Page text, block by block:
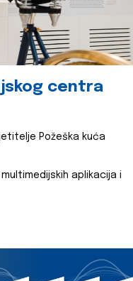
centra
Požeška kuća
aplikacija i